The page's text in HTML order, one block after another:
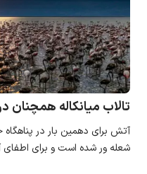
تالاب میانکاله
آتش برای دهمین بار در
شعله ور شده است و برای اطفای